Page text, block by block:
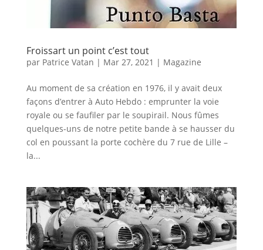
Froissart un point c’est tout
par Patrice Vatan | Mar 27, 2021 | Magazine
Au moment de sa création en 1976, il y avait deux
façons d’entrer à Auto Hebdo : emprunter la voie
royale ou se faufiler par le soupirail. Nous fûmes
quelques-uns de notre petite bande à se hausser du
col en poussant la porte cochère du 7 rue de Lille –
la...